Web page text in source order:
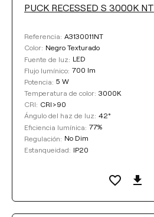
PUCK RECESSED S 3000K NT
Referencia: A3130011NT
Color: Negro Texturado
Fuente de luz: LED
Flujo lumínico: 700 lm
Potencia: 5 W
Temperatura de color: 3000K
CRI: CRI>90
Ángulo del haz de luz: 42°
Eficiencia lumínica: 77%
Regulación: No Dim
Estanqueidad: IP20